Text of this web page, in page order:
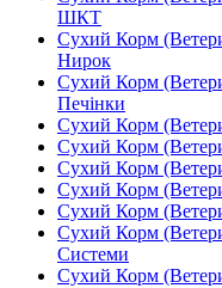
ШКТ
Сухий Корм
Нирок
Сухий Корм
Печінки
Сухий Корм
Сухий Корм
Сухий Корм
Сухий Корм
Сухий Корм
Сухий Корм
Системи
Сухий Корм